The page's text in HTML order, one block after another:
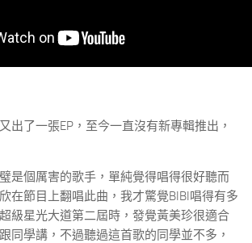
出了一張EP，至今一直沒有新專輯推出，
是個厲害的歌手，單純覺得唱得很好聽而
在節目上翻唱此曲，我才驚覺BIBI唱得有多
級星光大道第二屆時，發覺黃美珍很適合
同學講，不過聽過這首歌的同學並不多，